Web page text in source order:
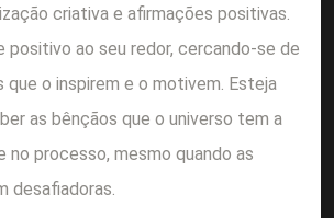
criativa e afirmações positivas.
positivo ao seu redor, cercando-se de
que o inspirem e o motivem. Esteja
as bênçãos que o universo tem a
processo, mesmo quando as
desafiadoras.